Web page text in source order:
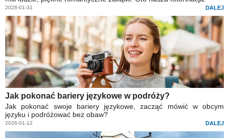
2026-01-31 DALEJ
Jak pokonać bariery językowe w podróży?
Jak pokonać swoje bariery językowe, zacząć mówić w obcym
języku i podróżować bez obaw?
2026-01-12 DALEJ